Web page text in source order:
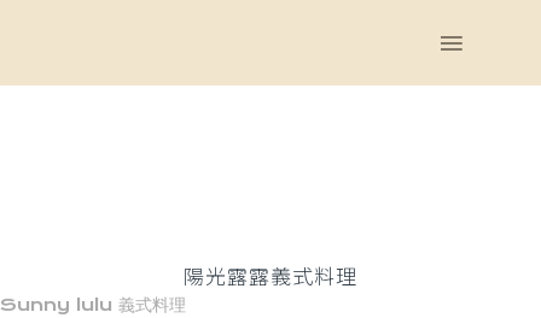
陽光露露義式料理
Sunny lulu 義式料理